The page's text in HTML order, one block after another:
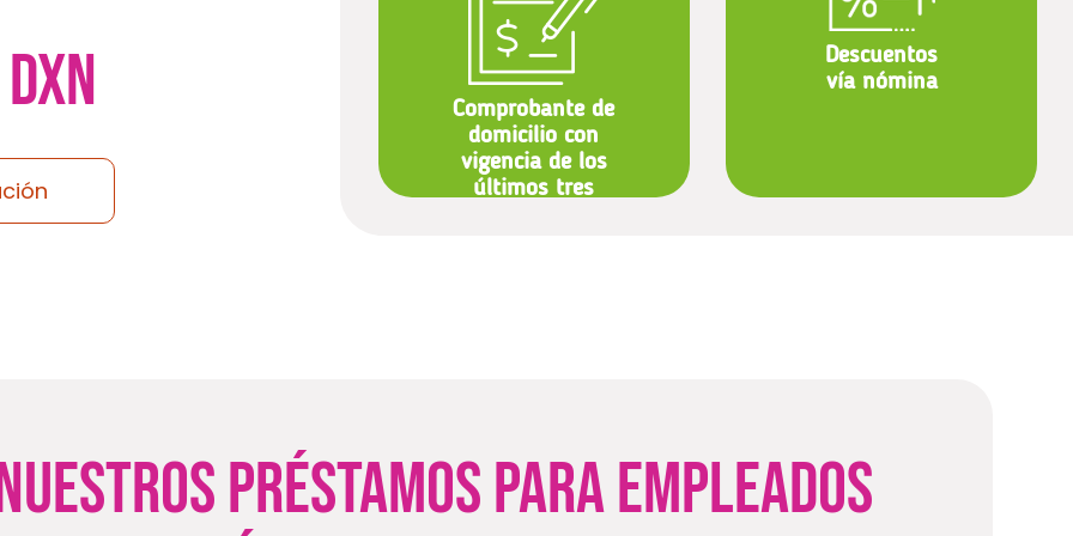
Comprobante de
domicilio con
vigencia de los
últimos tres
Descuentos
vía nómina
préstamos para empleados